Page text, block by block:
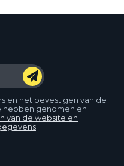
en het bevestigen van de
hebben genomen en
van de website en
.